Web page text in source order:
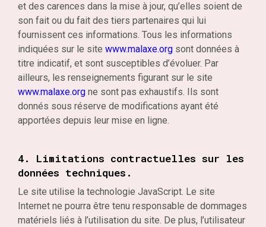
et des carences dans la mise à jour, qu’elles soient de
son fait ou du fait des tiers partenaires qui lui
fournissent ces informations. Tous les informations
indiquées sur le site www.malaxe.org sont données à
titre indicatif, et sont susceptibles d’évoluer. Par
ailleurs, les renseignements figurant sur le site
www.malaxe.org ne sont pas exhaustifs. Ils sont
donnés sous réserve de modifications ayant été
apportées depuis leur mise en ligne.
4. Limitations contractuelles sur les
données techniques.
Le site utilise la technologie JavaScript. Le site
Internet ne pourra être tenu responsable de dommages
matériels liés à l’utilisation du site. De plus, l’utilisateur